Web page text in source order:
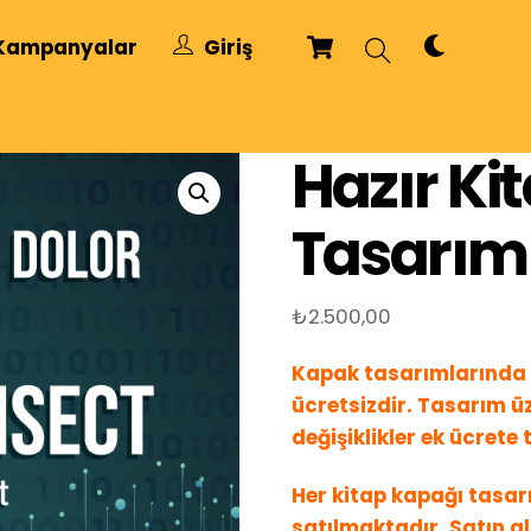
Cart SearchDark
Giriş
Hazır
₺2.500,00
Kapak
ücretsizdir. Tasarım
değişiklikler ek ücrete
Her kitap kapağı